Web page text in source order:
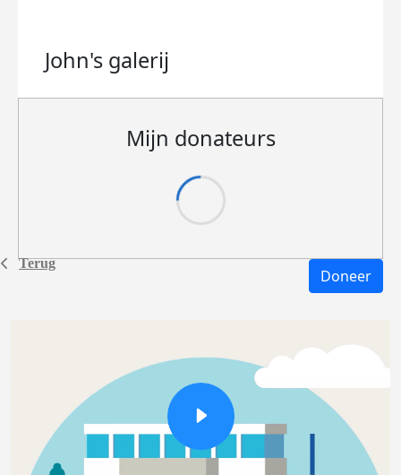
Terug
John's galerij
Mijn donateurs
Doneer